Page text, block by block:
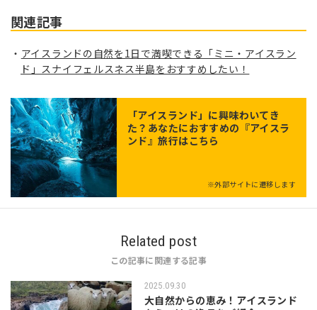
関連記事
アイスランドの自然を1日で満喫できる「ミニ・アイスラン
ド」スナイフェルスネス半島をおすすめしたい！
「アイスランド 」に興味わいてき
た？あなたにおすすめの『アイスラ
ンド』旅行はこちら
※外部サイトに遷移します
Related post
この記事に関連する記事
2025.09.30
大自然からの恵み！アイスランド